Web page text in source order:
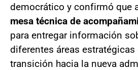
democrático y confirmó que
mesa técnica de
para entregar información
diferentes áreas
transición hacia la nueva